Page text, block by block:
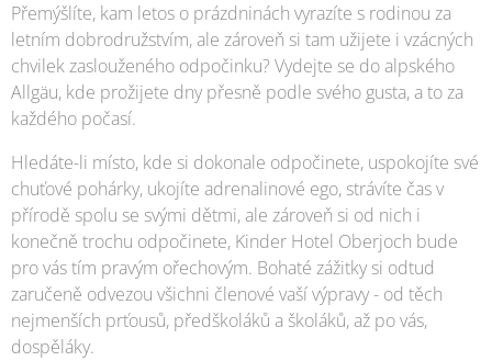
Přemýšlíte, kam letos o prázdninách vyrazíte s rodinou za
letním dobrodružstvím, ale zároveň si tam užijete i vzácných
chvilek zaslouženého odpočinku? Vydejte se do alpského
Allgäu, kde prožijete dny přesně podle svého gusta, a to za
každého počasí.
Hledáte-li místo, kde si dokonale odpočinete, uspokojíte své
chuťové pohárky, ukojíte adrenalinové ego, strávíte čas v
přírodě spolu se svými dětmi, ale zároveň si od nich i
konečně trochu odpočinete, Kinder Hotel Oberjoch bude
pro vás tím pravým ořechovým. Bohaté zážitky si odtud
zaručeně odvezou všichni členové vaší výpravy - od těch
nejmenších prťousů, předškoláků a školáků, až po vás,
dospěláky.